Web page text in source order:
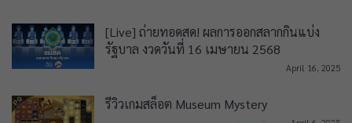
[Live] ถ่ายทอดสด! ผลการออกสลากกินแบ่ง
รัฐบาล งวดวันที่ 16 เมษายน 2568
April 16, 2025
รีวิวเกมสล็อต Museum Mystery